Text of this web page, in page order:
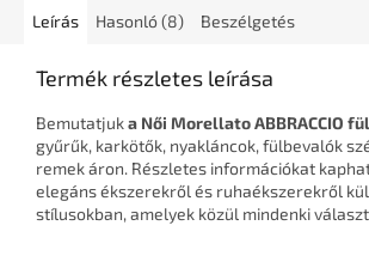
Leírás Hasonló (8) Beszélgetés
Termék részletes leírása
Bemutatjuka Női Morellato ABBRACCIO
gyűrűk, karkötők, nyakláncok, fülbevalók
remek áron. Részletes információkat
elegáns ékszerekről és ruhaékszerekről
stílusokban, amelyek közül mindenki